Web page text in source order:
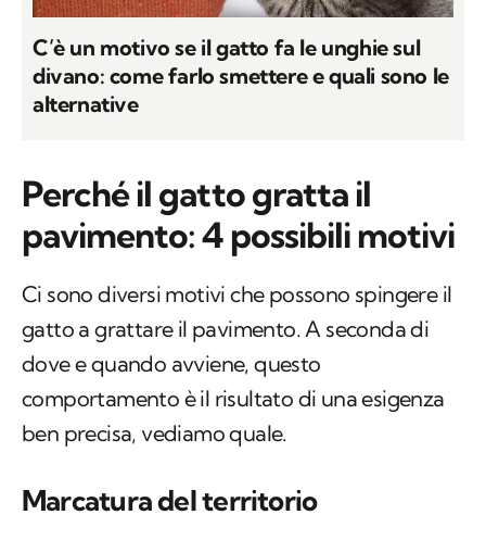
C’è un motivo se il gatto fa le unghie sul
divano: come farlo smettere e quali sono le
alternative
Perché il gatto gratta il
pavimento: 4 possibili motivi
Ci sono diversi motivi che possono spingere il
gatto a grattare il pavimento. A seconda di
dove e quando avviene, questo
comportamento è il risultato di una esigenza
ben precisa, vediamo quale.
Marcatura del territorio